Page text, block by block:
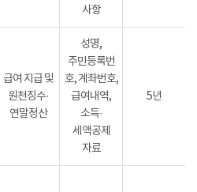
사항
급여 지급 및
원천징수·
연말정산
성명,
주민등록번
호, 계좌번호,
급여내역,
소득·
세액공제
자료
5년